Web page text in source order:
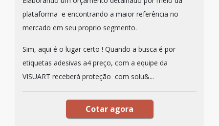
plataforma e encontrando a maior referência no
mercado em seu proprio segmento.
Sim, aqui é o lugar certo ! Quando a busca é por
etiquetas adesivas a4 preço, com a equipe da
VISUART receberá proteção com solu&...
Cotar agora